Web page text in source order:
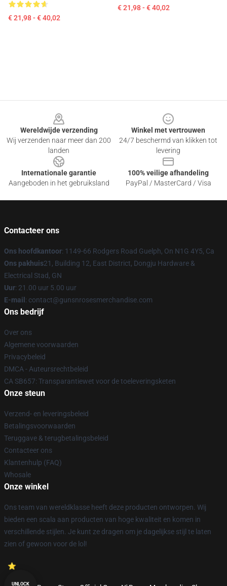
€ 21,98 - € 40,02
€ 21,98 - € 40,02
Wereldwijde verzending
Wij verzenden naar meer dan 200
landen
Winkel met vertrouwen
24/7 beschermd van klikken tot
levering
Internationale garantie
Aangeboden in het gebruiksland
100% veilige afhandeling
PayPal / MasterCard / Visa
Contacteer ons
Ons hoofdkantoor: 1149-66 Rodgers Road Guelph, On N1G 4Y5, Ca
Ons pakhuis21, Building 12, East District, Dongju Hardware &
Electrical Stad, GN
Uur: 21.00 uur 5.00 uur
E-mail : contact@gunsnrosesmerchandise.com
Ons bedrijf
Over ons
Algemene voorwaarden
Privacybeleid
DMCA - Auteursrechtbeleid
CA SB657: Transparantiewet voor de toeleveringsketen
Onze steun
Verzend- en leveringsbeleid
Betalingsvoorwaarden
Teruggave & terugbetalingsbeleid
Contacteer ons
Klantenhulp (FAQ)
Whosale
Onze winkel
Ons team van wereldklasse heeft deze producten ontworpen. Wij
bieden een scala aan producten van hoge kwaliteit en komen in
verschillende stijlen. Je kunt ze dragen om je dagelijkse stijl te laten
zien of gewoon voor de lol!
UNLOCK